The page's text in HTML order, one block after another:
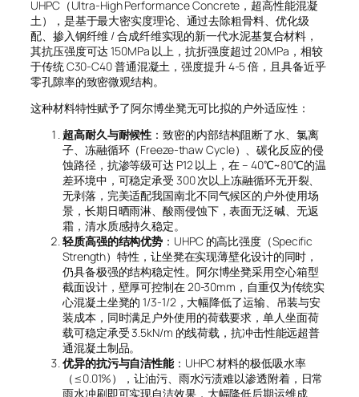
UHPC（Ultra-High Performance Concrete，超高性能混凝
土），是基于最大密实度理论、通过去除粗骨料、优化级
配、掺入钢纤维 / 合成纤维实现的新一代水泥基复合材料，
其抗压强度可达 150MPa 以上，抗折强度超过 20MPa，相较
于传统 C30-C40 普通混凝土，强度提升 4-5 倍，且具备近乎
零孔隙率的致密微观结构。
这种材料特性赋予了阿尔博坐凳无可比拟的户外适应性：
超高耐久与耐候性 ：致密的内部结构阻断了水、氯离
子、冻融循环（Freeze-thaw Cycle）、碳化反应的侵
蚀路径，抗渗等级可达 P12 以上，在 – 40℃~80℃的温
差环境中，可稳定承受 300 次以上冻融循环无开裂、
无剥落，完美适配我国南北不同气候区的户外使用场
景，长期日晒雨淋、酸雨侵蚀下，表面无泛碱、无返
霜，清水质感持久稳定。
轻质高强的结构优势 ：UHPC 的高比强度（Specific
Strength）特性，让坐凳在实现薄壁化设计的同时，
仍具备极强的结构稳定性。阿尔博坐凳采用空心箱型
截面设计，壁厚可控制在 20-30mm，自重仅为传统实
心混凝土坐凳的 1/3-1/2，大幅降低了运输、吊装与安
装成本，同时满足户外使用的荷载要求，单人坐面荷
载可稳定承受 3.5kN/m 的线荷载，抗冲击性能远超普
通混凝土制品。
优异的抗污与自洁性能：UHPC 材料的极低吸水率
（≤0.01%），让油污、雨水污渍难以渗透附着，日常
雨水冲刷即可实现自洁效果，大幅降低后期运维成